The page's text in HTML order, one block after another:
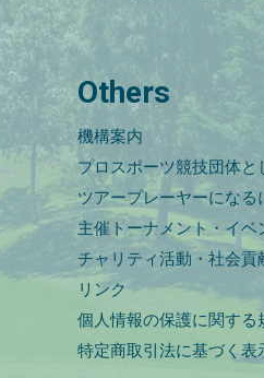
Others
機構案内
プロスポーツ競技団体と
ツアープレーヤーになる
主催トーナメント・イベ
チャリティ活動・社会貢
リンク
個人情報の保護に関する
特定商取引法に基づく表